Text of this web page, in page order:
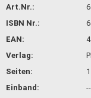
Passwort vergessen?
Art.Nr.:
ISBN Nr.:
EAN:
Verlag:
Seiten:
Einband: